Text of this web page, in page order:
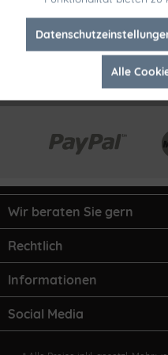
Wir beraten Sie gern
Rechtlich
Informationen
Social Media
Marketing
Alle